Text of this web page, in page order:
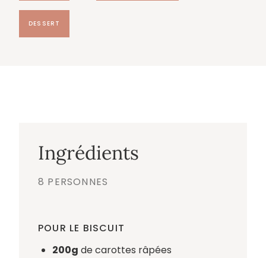
DESSERT
Ingrédients
8 PERSONNES
POUR LE BISCUIT
200g de carottes râpées⁠